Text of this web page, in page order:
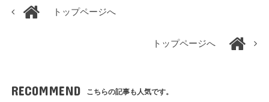
トップページへ
トップページへ
RECOMMEND こちらの記事も人気です。